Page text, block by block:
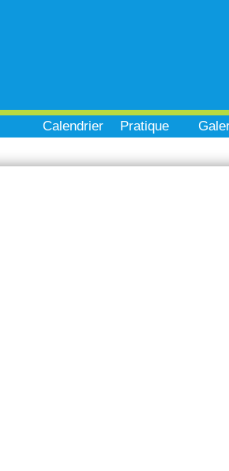
Calendrier Pratique